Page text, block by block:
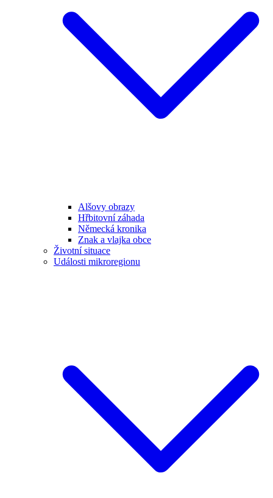
Alšovy obrazy
Hřbitovní záhada
Německá kronika
Znak a vlajka obce
Životní situace
Události mikroregionu